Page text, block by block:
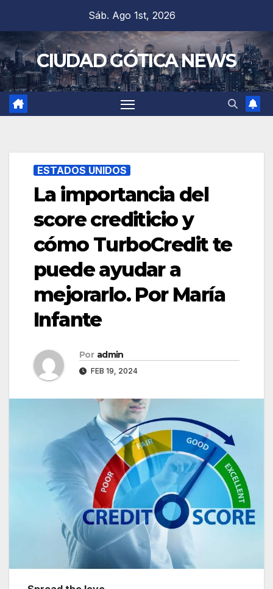
contenido
Sáb. Ago 1st, 2026
CIUDAD GÓTICA NEWS
ESTADOS UNIDOS
La importancia del
score crediticio y
cómo TurboCredit te
puede ayudar a
mejorarlo. Por María
Infante
Por admin
FEB 19, 2024